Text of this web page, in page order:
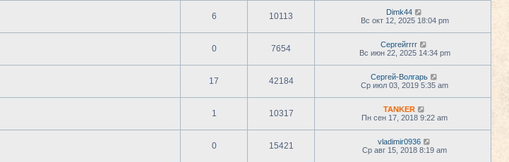
6 10113
Dimk44
Вс окт 12, 2025 18:04 pm
0 7654
Сергейrrrr
Вс июн 22, 2025 14:34 pm
17 42184
Сергей-Волгарь
Ср июл 03, 2019 5:35 am
1 10317
TANKER
Пн сен 17, 2018 9:22 am
0 15421
vladimir0936
Ср авг 15, 2018 8:19 am